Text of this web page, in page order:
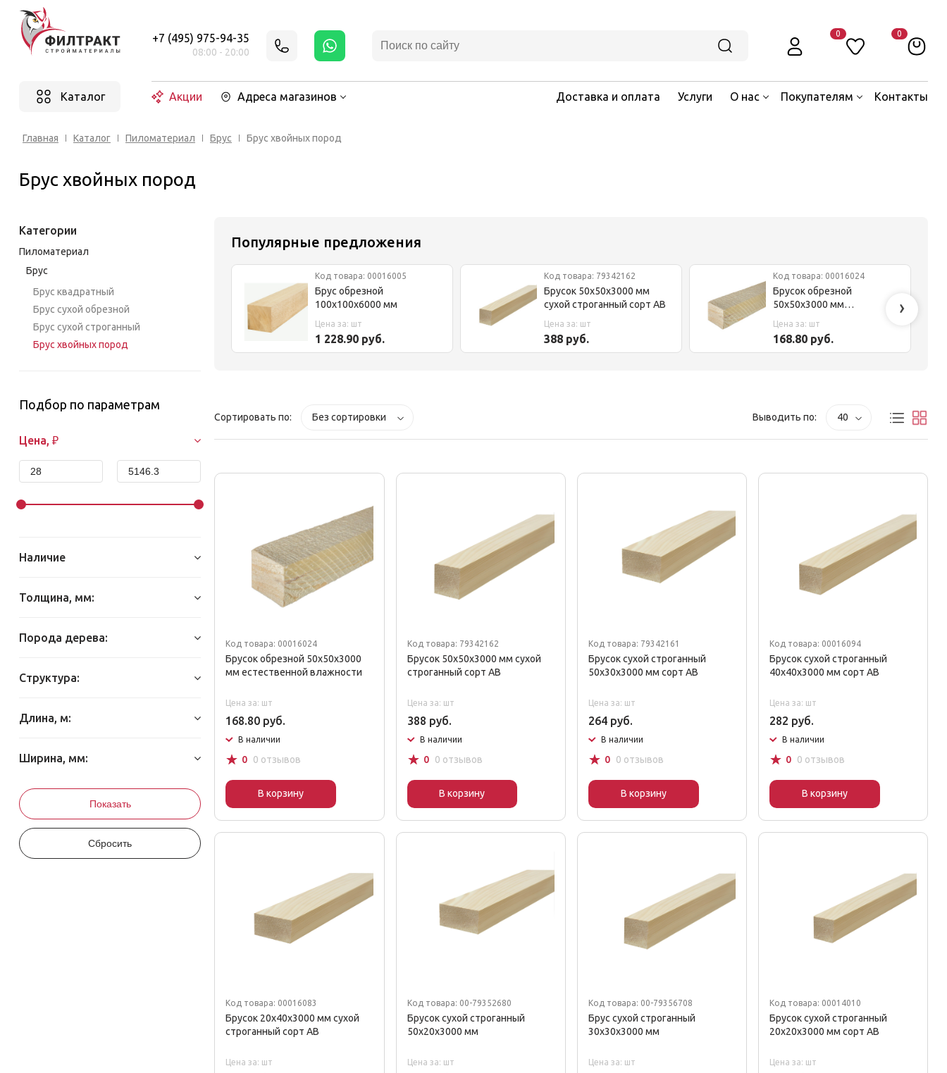
+7 (495) 975-94-35
08:00 - 20:00
0 0
Каталог Акции Адреса магазинов Доставка и оплата Услуги О нас Покупателям Контакты
Главная Каталог Пиломатериал Брус Брус хвойных пород
Брус хвойных пород
Категории
Пиломатериал
Брус
Брус квадратный
Брус сухой обрезной
Брус сухой строганный
Брус хвойных пород
Подбор по параметрам
Цена, ₽
Наличие
Толщина, мм:
Порода дерева:
Структура:
Длина, м:
Ширина, мм:
Популярные предложения
Код товара: 00016005
Брус обрезной
100x100x6000 мм
Цена за: шт
1 228.90 руб.
Код товара: 79342162
Брусок 50x50x3000 мм
сухой строганный сорт AB
Цена за: шт
388 руб.
Код товара: 00016024
Брусок обрезной
50x50x3000 мм
Цена за: шт
168.80 руб.
›
Сортировать по: Без сортировки Выводить по: 40
Код товара: 00016024
Брусок обрезной 50x50x3000
мм естественной влажности
Цена за: шт
168.80 руб.
В наличии
☆ 0 0 отзывов
В корзину
Код товара: 79342162
Брусок 50x50x3000 мм сухой
строганный сорт AB
Цена за: шт
388 руб.
В наличии
☆ 0 0 отзывов
В корзину
Код товара: 79342161
Брусок сухой строганный
50x30x3000 мм сорт AB
Цена за: шт
264 руб.
В наличии
☆ 0 0 отзывов
В корзину
Код товара: 00016094
Брусок сухой строганный
40x40x3000 мм сорт AB
Цена за: шт
282 руб.
В наличии
☆ 0 0 отзывов
В корзину
Код товара: 00016083
Брусок 20x40x3000 мм сухой
строганный сорт AB
Цена за: шт
Код товара: 00-79352680
Брусок сухой строганный
50x20x3000 мм
Цена за: шт
Код товара: 00-79356708
Брус сухой строганный
30х30х3000 мм
Цена за: шт
Код товара: 00014010
Брусок сухой строганный
20x20x3000 мм сорт AB
Цена за: шт